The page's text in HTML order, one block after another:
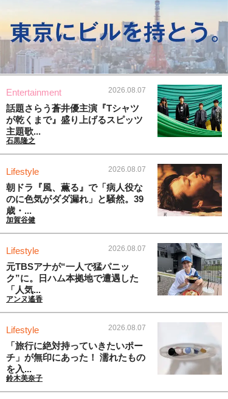
Entertainment 2026.08.07
話題さらう蒼井優主演『Tシャツ
が乾くまで』盛り上げるスピッツ
主題歌...
石黒隆之
Lifestyle 2026.08.07
朝ドラ『風、薫る』で「病人役な
のに色気がダダ漏れ」と騒然。39
歳・...
加賀谷健
Lifestyle 2026.08.07
元TBSアナが“一人で猛パニッ
ク”に。日ハム本拠地で遭遇した
「人気...
アンヌ遙香
Lifestyle 2026.08.07
「旅行に絶対持っていきたいポー
チ」が無印にあった！ 濡れたもの
を入...
鈴木美奈子